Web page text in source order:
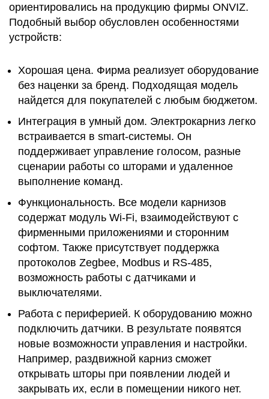
ориентировались на продукцию фирмы ONVIZ.
Подобный выбор обусловлен особенностями
устройств:
Хорошая цена. Фирма реализует оборудование
без наценки за бренд. Подходящая модель
найдется для покупателей с любым бюджетом.
Интеграция в умный дом. Электрокарниз легко
встраивается в smart-системы. Он
поддерживает управление голосом, разные
сценарии работы со шторами и удаленное
выполнение команд.
Функциональность. Все модели карнизов
содержат модуль Wi-Fi, взаимодействуют с
фирменными приложениями и сторонним
софтом. Также присутствует поддержка
протоколов Zegbee, Modbus и RS-485,
возможность работы с датчиками и
выключателями.
Работа с периферией. К оборудованию можно
подключить датчики. В результате появятся
новые возможности управления и настройки.
Например, раздвижной карниз сможет
открывать шторы при появлении людей и
закрывать их, если в помещении никого нет.